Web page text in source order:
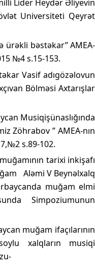
Lider Heydər Əliyevin
Universiteti Qeyrət
ürəkli bəstəkar” AMEA-
№4 s.15-153.
Vasif adıgözəlovun
Bölməsi Axtarışlar
Musiqişünaslığında
Zöhrabov ” AMEA-nın
s.89-102.
tarixi inkişafı
Aləmi V Beynəlxalq
muğam elmi
Simpoziumunun
muğam ifaçılarının
xalqların musiqi